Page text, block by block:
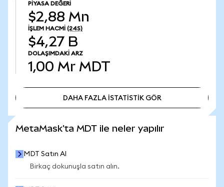
PIYASA DEĞERI
$2,88 Mn
İŞLEM HACMI (24S)
$4,27 B
DOLAŞIMDAKI ARZ
1,00 Mr MDT
DAHA FAZLA İSTATİSTİK GÖR
MetaMask'ta MDT ile neler yapılır
MDT Satın Al
Birkaç dokunuşla satın alın.